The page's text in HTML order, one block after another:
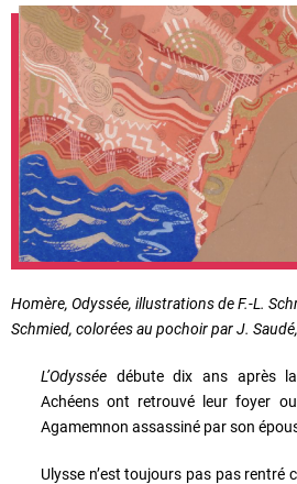
Homère, Odyssée, illustrations de F.-L.
Schmied, colorées au pochoir par J.
L’Odyssée débute dix ans après
Achéens ont retrouvé leur foyer
Agamemnon assassiné par son
Ulysse n’est toujours pas pas rentré